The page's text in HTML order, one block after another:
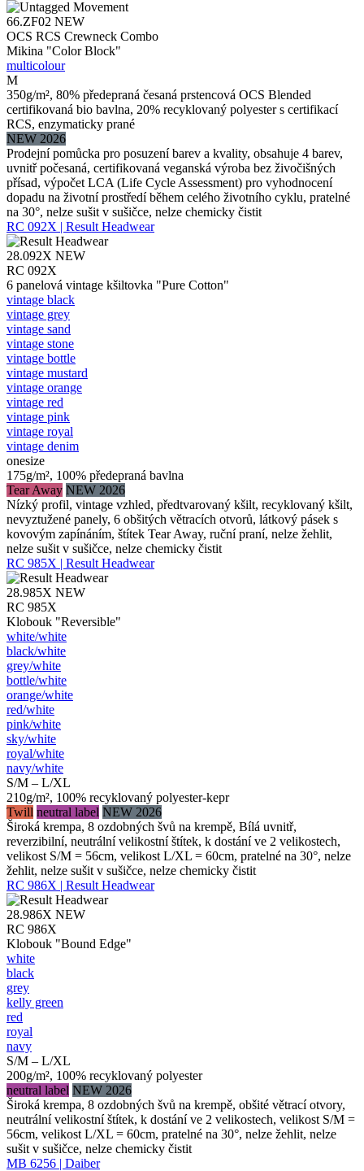
66.ZF02 NEW
OCS RCS Crewneck Combo
Mikina "Color Block"
multicolour
M
350g/m², 80% předepraná česaná prstencová OCS Blended
certifikovaná bio bavlna, 20% recyklovaný polyester s certifikací
RCS, enzymaticky prané
NEW 2026
Prodejní pomůcka pro posuzení barev a kvality, obsahuje 4 barev,
uvnitř počesaná, certifikovaná veganská výroba bez živočišných
přísad, výpočet LCA (Life Cycle Assessment) pro vyhodnocení
dopadu na životní prostředí během celého životního cyklu, pratelné
na 30°, nelze sušit v sušičce, nelze chemicky čistit
RC 092X | Result Headwear
28.092X NEW
RC 092X
6 panelová vintage kšiltovka "Pure Cotton"
vintage black
vintage grey
vintage sand
vintage stone
vintage bottle
vintage mustard
vintage orange
vintage red
vintage pink
vintage royal
vintage denim
onesize
175g/m², 100% předepraná bavlna
Tear Away NEW 2026
Nízký profil, vintage vzhled, předtvarovaný kšilt, recyklovaný kšilt,
nevyztužené panely, 6 obšitých větracích otvorů, látkový pásek s
kovovým zapínáním, štítek Tear Away, ruční praní, nelze žehlit,
nelze sušit v sušičce, nelze chemicky čistit
RC 985X | Result Headwear
28.985X NEW
RC 985X
Klobouk "Reversible"
white/​white
black/​white
grey/​white
bottle/​white
orange/​white
red/​white
pink/​white
sky/​white
royal/​white
navy/​white
S/M – L/XL
210g/m², 100% recyklovaný polyester-kepr
Twill neutral label NEW 2026
Široká krempa, 8 ozdobných švů na krempě, Bílá uvnitř,
reverzibilní, neutrální velikostní štítek, k dostání ve 2 velikostech,
velikost S/M = 56cm, velikost L/XL = 60cm, pratelné na 30°, nelze
žehlit, nelze sušit v sušičce, nelze chemicky čistit
RC 986X | Result Headwear
28.986X NEW
RC 986X
Klobouk "Bound Edge"
white
black
grey
kelly green
red
royal
navy
S/M – L/XL
200g/m², 100% recyklovaný polyester
neutral label NEW 2026
Široká krempa, 8 ozdobných švů na krempě, obšité větrací otvory,
neutrální velikostní štítek, k dostání ve 2 velikostech, velikost S/M =
56cm, velikost L/XL = 60cm, pratelné na 30°, nelze žehlit, nelze
sušit v sušičce, nelze chemicky čistit
MB 6256 | Daiber